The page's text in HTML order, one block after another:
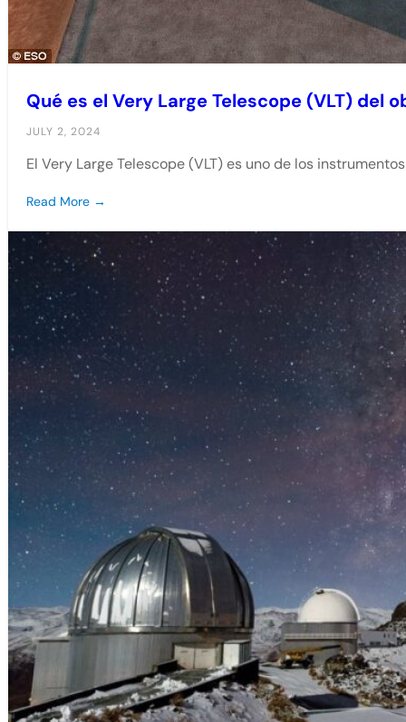
Qué es el Very Large Telescope (VLT) del
JULY 2, 2024
El Very Large Telescope (VLT) es uno de los
Read More →